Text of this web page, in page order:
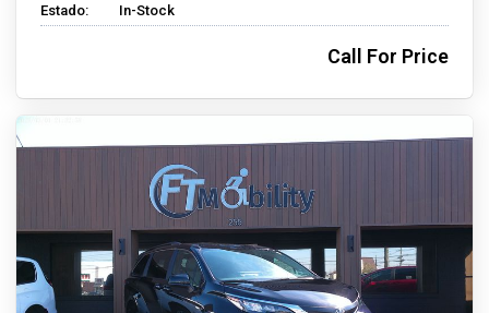
Estado:
In-Stock
Call For Price